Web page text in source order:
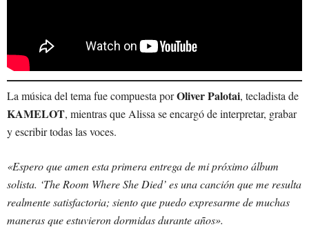
La música del tema fue compuesta porOliver Palotai, tecladista de
KAMELOT, mientras que Alissa se encargó de interpretar, grabar
y escribir todas las voces.
«Espero que amen esta primera entrega de mi próximo álbum
solista. ‘The Room Where She Died’ es una canción que me resulta
realmente satisfactoria; siento que puedo expresarme de muchas
maneras que estuvieron dormidas durante años».